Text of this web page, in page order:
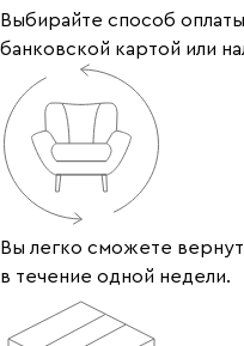
Выбирайте способ
банковской картой или
Вы легко сможете
в течение одной недели.